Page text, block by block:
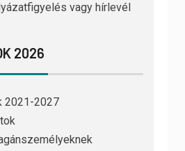
vagy hírlevél
2026
2021-2027